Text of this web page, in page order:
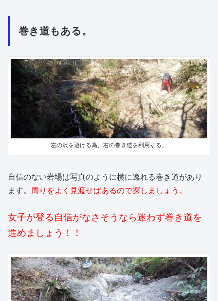
巻き道もある。
左の沢を避ける為、右の巻き道を利用する。
自信のない岩場は写真のように横に逸れる巻き道があり
ます。 周りをよく見渡せばあるので探しましょう。
女子が登る自信がなさそうなら迷わず巻き道を
進めましょう！！